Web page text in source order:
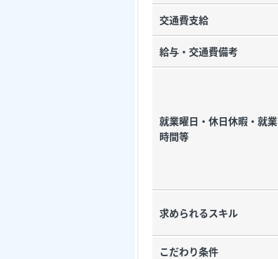
交通費支給
給与・交通費備考
就業曜日・休日休暇・就業
時間等
求められるスキル
こだわり条件